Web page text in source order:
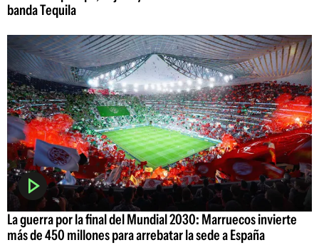
banda Tequila
La guerra por la final del Mundial 2030: Marruecos invierte
más de 450 millones para arrebatar la sede a España